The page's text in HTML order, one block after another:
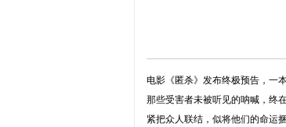
电影《匿杀》发布终极预告，一
那些受害者未被听见的呐喊，终
紧把众人联结，似将他们的命运